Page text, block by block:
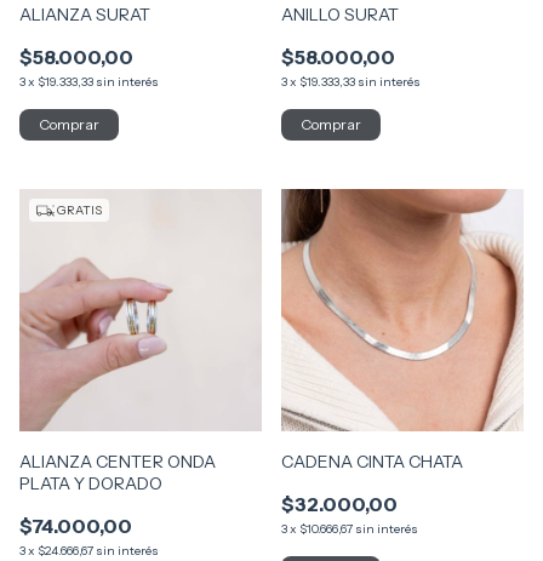
ALIANZA SURAT
$58.000,00
3x $19.333,33 sin interés
Comprar
ANILLO SURAT
$58.000,00
3x $19.333,33 sin interés
Comprar
GRATIS
ALIANZA CENTER ONDA
PLATA Y DORADO
$74.000,00
3x $24.666,67 sin interés
CADENA CINTA CHATA
$32.000,00
3x $10.666,67 sin interés